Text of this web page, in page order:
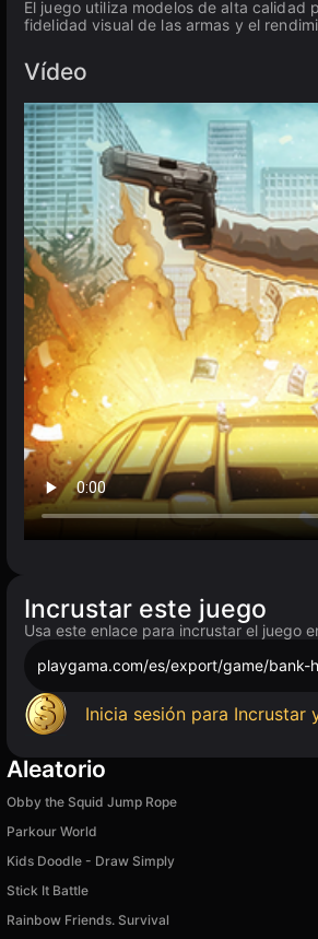
El juego utiliza modelos de alta
fidelidad visual de las armas y el
Vídeo
Incrustar este juego
Usa este enlace para incrustar el juego
playgama.com/es/export/game/bank-
Inicia sesión para Incrustar
Aleatorio
Obby the Squid Jump Rope
Parkour World
Kids Doodle - Draw Simply
Stick It Battle
Rainbow Friends. Survival